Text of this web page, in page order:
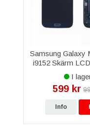
Samsung Galaxy
i9152 Skärm
Original -
I
599 kr
Info